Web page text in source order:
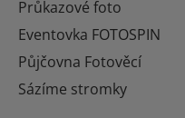
Průkazové foto
Eventovka FOTOSPIN
Půjčovna Fotověcí
Sázíme stromky